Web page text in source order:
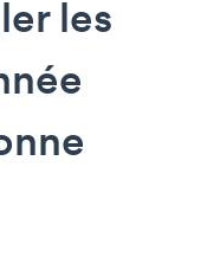
les